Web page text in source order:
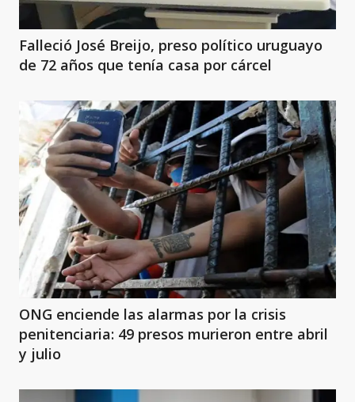
Falleció José Breijo, preso político uruguayo
de 72 años que tenía casa por cárcel
ONG enciende las alarmas por la crisis
penitenciaria: 49 presos murieron entre abril
y julio